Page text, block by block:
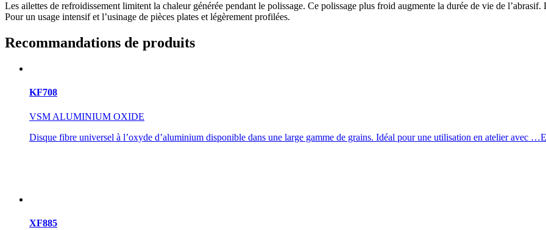
Les ailettes de refroidissement limitent la chaleur générée pendant le polissage. Ce polissage plus froid augmente la durée de vie de
Pour un usage intensif et l’usinage de pièces plates et légèrement profilées.
Recommandations de produits
KF708
VSM ALUMINIUM OXIDE
Disque fibre universel à l’oxyde d’aluminium disponible dans une large gamme de grains. Idéal pour une utilisation en atelier avec …
XF885